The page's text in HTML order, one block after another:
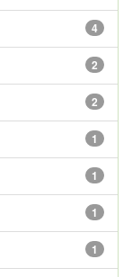
4
2
2
1
1
1
1